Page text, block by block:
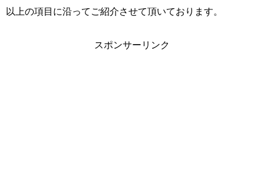
以上の項目に沿ってご紹介させて頂いております。
スポンサーリンク